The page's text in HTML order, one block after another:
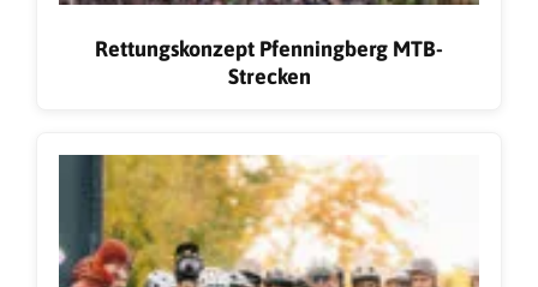
Rettungskonzept Pfenningberg MTB-
Strecken